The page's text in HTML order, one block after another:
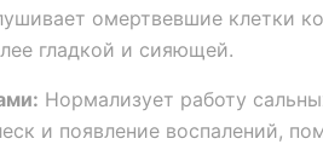
омертвевшие клетки
гладкой и сияющей.
Нормализует работу
и появление воспалений,